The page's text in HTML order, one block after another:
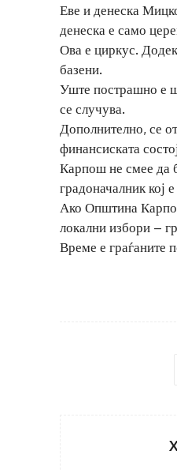
Еве и денеска
денеска е само
Ова е циркус.
базени.
Уште пострашно е
се случува.
Дополнително, се
финансиската
Карпош не смее да
градоначалник кој
Ако Општина
локални избори –
Време е граѓаните